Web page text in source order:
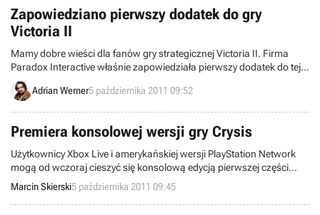
Zapowiedziano pierwszy dodatek do gry
Victoria II
Mamy dobre wieści dla fanów gry strategicznej Victoria II. Firma
Paradox Interactive właśnie zapowiedziała pierwszy dodatek do tej
produkcji.
Adrian Werner5 października 2011 09:52
Premiera konsolowej wersji gry Crysis
Użytkownicy Xbox Live i amerykańskiej wersji PlayStation Network
mogą od wczoraj cieszyć się konsolową edycją pierwszej części
strzelaniny Crysis. Dzisiaj po południu gry doczekają się także
europejscy posiadacze PlayStation 3.
Marcin Skierski5 października 2011 09:45